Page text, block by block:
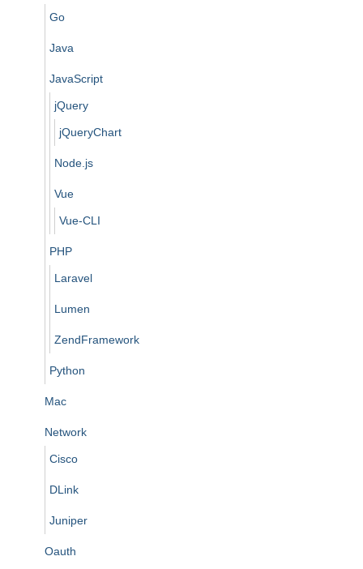
Go
Java
JavaScript
jQuery
jQueryChart
Node.js
Vue
Vue-CLI
PHP
Laravel
Lumen
ZendFramework
Python
Mac
Network
Cisco
DLink
Juniper
Oauth